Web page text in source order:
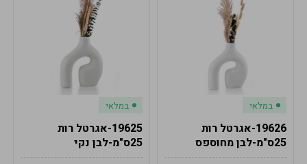
במלאי
19626-אגרטל רות
25ס"מ-לבן מחוספס
במלאי
19625-אגרטל רות
25ס"מ-לבן נקי
לתשלום